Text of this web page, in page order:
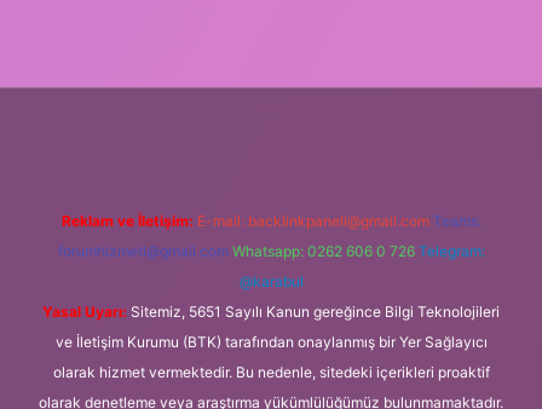
Reklam ve İletişim: E-mail: backlinkpaneli@gmail.com Teams:
forumhizmeti@gmail.com Whatsapp: 0262 606 0 726 Telegram:
@karabul
Yasal Uyarı: Sitemiz, 5651 Sayılı Kanun gereğince Bilgi Teknolojileri
ve İletişim Kurumu (BTK) tarafından onaylanmış bir Yer Sağlayıcı
olarak hizmet vermektedir. Bu nedenle, sitedeki içerikleri proaktif
olarak denetleme veya araştırma yükümlülüğümüz bulunmamaktadır.